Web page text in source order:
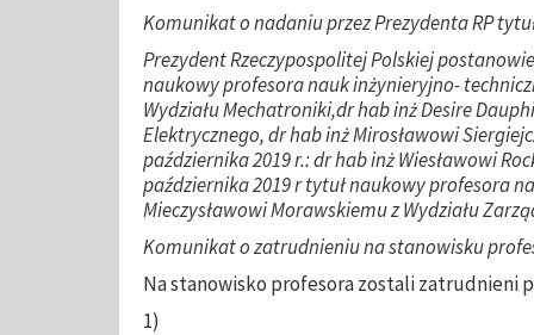
Komunikat o nadaniu przez Prezydenta RP
Prezydent Rzeczypospolitej Polskiej
naukowy profesora nauk inżynieryjno-
Wydziału Mechatroniki,dr hab inż Desire
Elektrycznego, dr hab inż Mirosławowi
października 2019 r.: dr hab inż Wiesławowi
października 2019 r tytuł naukowy profesora
Mieczysławowi Morawskiemu z Wydziału
Komunikat o zatrudnieniu na stanowisku
Na stanowisko profesora zostali zatrudnieni
1)